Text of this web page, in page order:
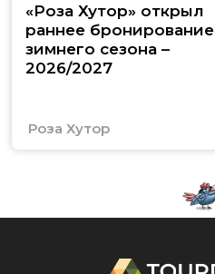
«Роза Хутор» открыл
раннее бронирование
зимнего сезона –
2026/2027
Роза Хутор